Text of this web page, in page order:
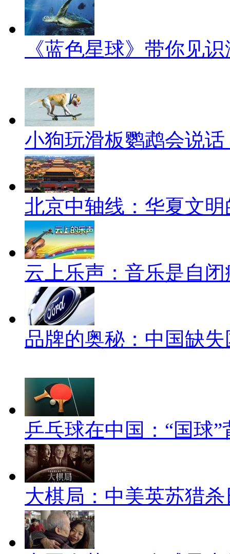
《蓝色星球》带你见
小狗玩滑板鹦鹉会说
北京中轴线：华夏文
云上乐声：音乐是自
品牌的奥秘：中国缺
乒乓球在中国：“国球
大棋局：中美英苏猎